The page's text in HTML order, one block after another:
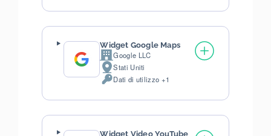
trattati:
Widget Google Maps
Azienda:Google LLC
Luogo
del
Stati Uniti
Dati
trattati:
Dati di utilizzo +1
Widget Video YouTube